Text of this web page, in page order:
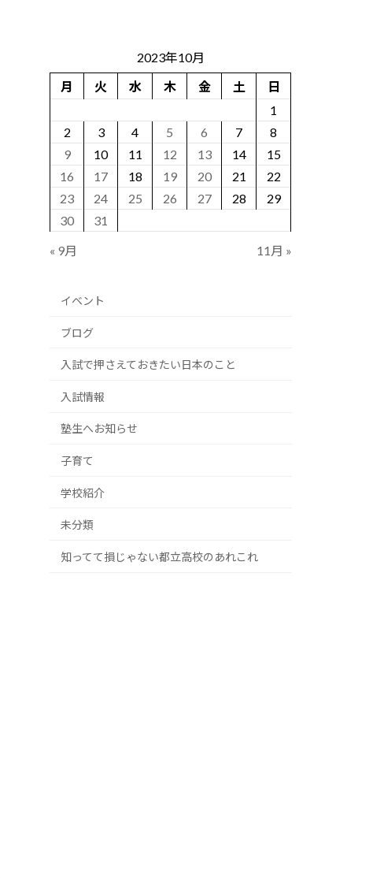
2023年10月
月
火 水 木 金 土
日
1
2
3 4 5 6 7
8
9
10 11 12 13 14
15
16
17 18 19 20 21
22
23
24 25 26 27 28
29
30
31
« 9月 11月 »
イベント
ブログ
入試で押さえておきたい日本のこと
入試情報
塾生へお知らせ
子育て
学校紹介
未分類
知ってて損じゃない都立高校のあれこれ